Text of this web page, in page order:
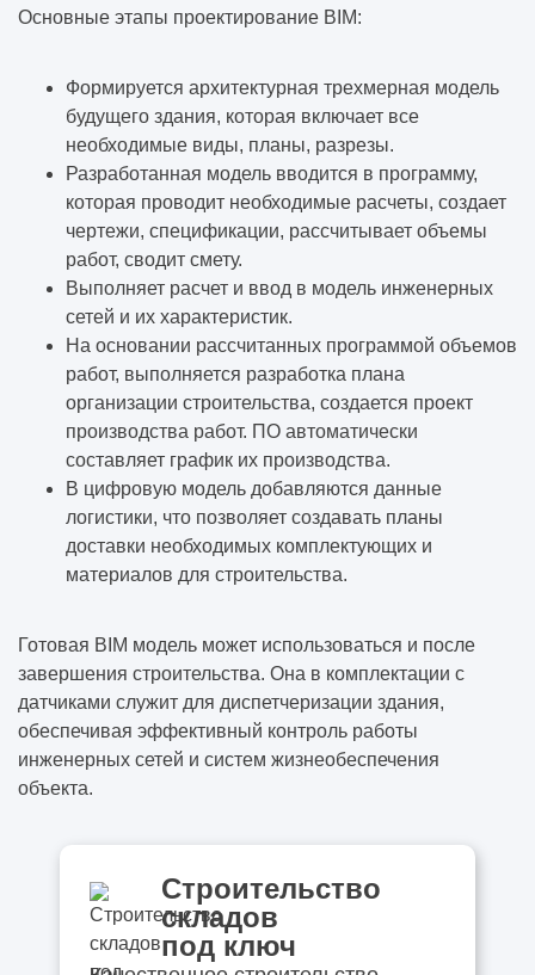
Основные этапы проектирование BIM:
Формируется архитектурная трехмерная модель
будущего здания, которая включает все
необходимые виды, планы, разрезы.
Разработанная модель вводится в программу,
которая проводит необходимые расчеты, создает
чертежи, спецификации, рассчитывает объемы
работ, сводит смету.
Выполняет расчет и ввод в модель инженерных
сетей и их характеристик.
На основании рассчитанных программой объемов
работ, выполняется разработка плана
организации строительства, создается проект
производства работ. ПО автоматически
составляет график их производства.
В цифровую модель добавляются данные
логистики, что позволяет создавать планы
доставки необходимых комплектующих и
материалов для строительства.
Готовая BIM модель может использоваться и после
завершения строительства. Она в комплектации с
датчиками служит для диспетчеризации здания,
обеспечивая эффективный контроль работы
инженерных сетей и систем жизнеобеспечения
объекта.
Строительство
складов
под ключ